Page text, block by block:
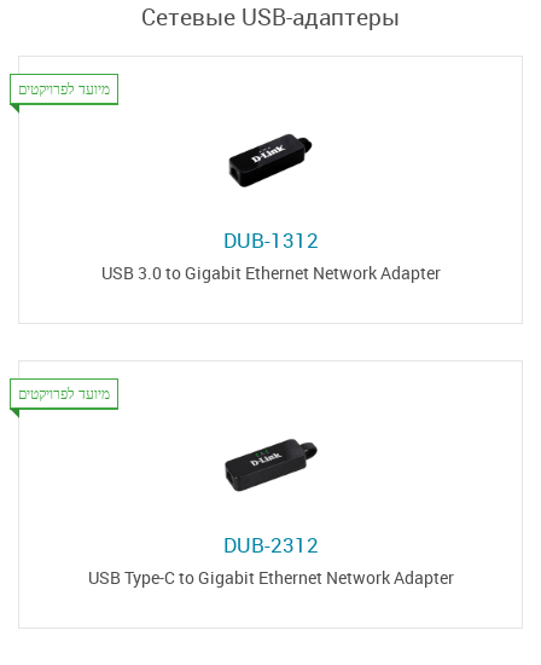
Сетевые USB-адаптеры
מיועד לפרויקטים
DUB-1312
USB 3.0 to Gigabit Ethernet Network Adapter
מיועד לפרויקטים
DUB-2312
USB Type-C to Gigabit Ethernet Network Adapter